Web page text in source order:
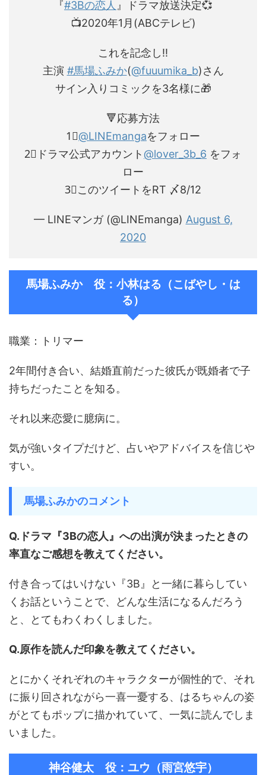
『#3Bの恋人 』ドラマ放送決定💞
📺2020年1月(ABCテレビ)
これを記念し‼️
主演 #馬場ふみか(@fuuumika_b)さん
サイン入りコミックを3名様に🎁
🔻応募方法
1⃣@LINEmangaをフォロー
2⃣ドラマ公式アカウント @lover_3b_6 をフォ
ロー
3⃣このツイートをRT 〆8/12
— LINEマンガ (@LINEmanga) August 6,
2020
馬場ふみか 役：小林はる（こばやし・は
る）
職業：トリマー
2年間付き合い、結婚直前だった彼氏が既婚者で子
持ちだったことを知る。
それ以来恋愛に臆病に。
気が強いタイプだけど、占いやアドバイスを信じや
すい。
馬場ふみかのコメント
Q.ドラマ『3Bの恋人』への出演が決まったときの
率直なご感想を教えてください。
付き合ってはいけない『3B』と一緒に暮らしてい
くお話ということで、どんな生活になるんだろう
と、とてもわくわくしました。
Q.原作を読んだ印象を教えてください。
とにかくそれぞれのキャラクターが個性的で、それ
に振り回されながら一喜一憂する、はるちゃんの姿
がとてもポップに描かれていて、一気に読んでしま
いました。
神谷健太 役：ユウ（雨宮悠宇）